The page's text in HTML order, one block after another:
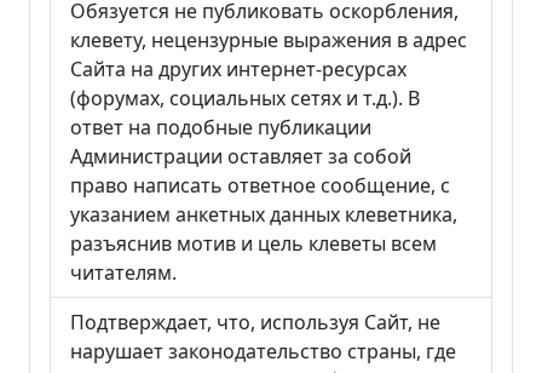
Обязуется не публиковать оскорбления,
клевету, нецензурные выражения в адрес
Сайта на других интернет-ресурсах
(форумах, социальных сетях и т.д.). В
ответ на подобные публикации
Администрации оставляет за собой
право написать ответное сообщение, с
указанием анкетных данных клеветника,
разъяснив мотив и цель клеветы всем
читателям.
Подтверждает, что, используя Сайт, не
нарушает законодательство страны, где